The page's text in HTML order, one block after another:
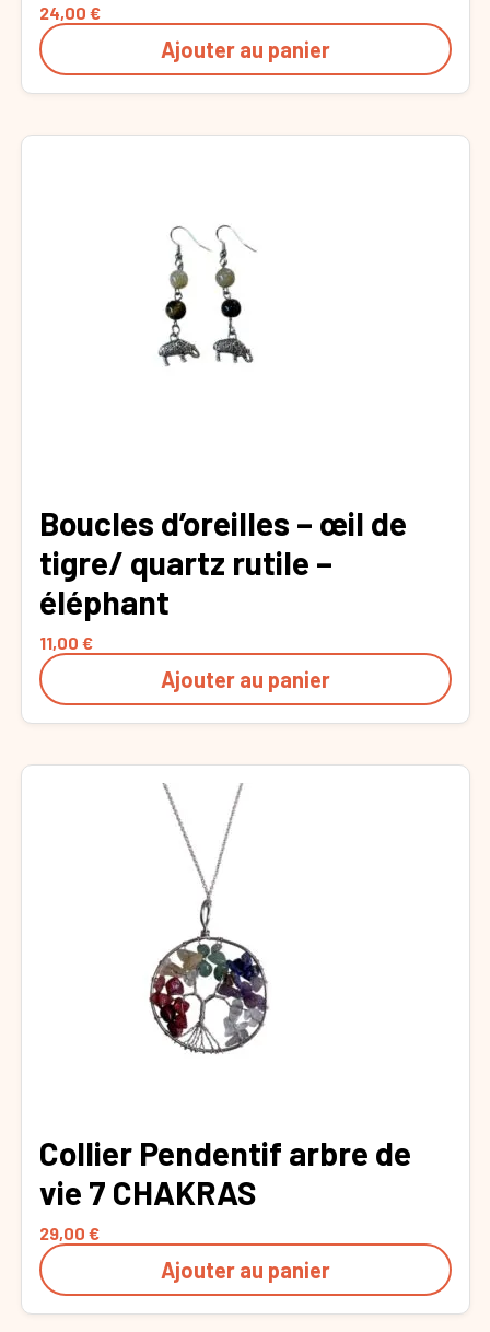
24,00 €
Ajouter au panier
Boucles d’oreilles – œil de
tigre/ quartz rutile –
éléphant
11,00 €
Ajouter au panier
Collier Pendentif arbre de
vie 7 CHAKRAS
29,00 €
Ajouter au panier